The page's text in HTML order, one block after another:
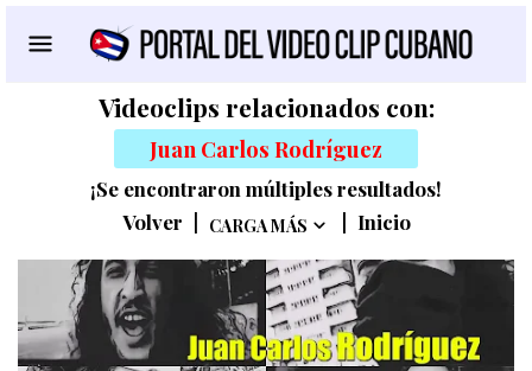
Videoclips relacionados con:
Juan Carlos Rodríguez
¡Se encontraron múltiples resultados!
Volver
CARGA MÁS Inicio